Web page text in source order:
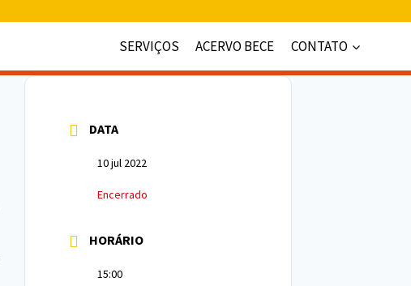
SERVIÇOS
ACERVO BECE CONTATO
DATA
10 jul 2022
Encerrado
HORÁRIO
15:00